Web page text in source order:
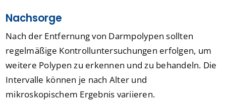
Nachsorge
Nach der Entfernung von Darmpolypen sollten
regelmäßige Kontrolluntersuchungen erfolgen, um
weitere Polypen zu erkennen und zu behandeln. Die
Intervalle können je nach Alter und
mikroskopischem Ergebnis variieren.